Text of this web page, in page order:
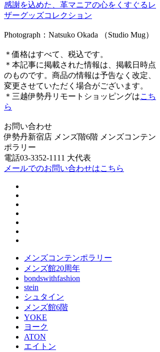
感謝を込めた、革マニアの心をくすぐるレ
ザーグッズコレクション
Photograph：Natsuko Okada （Studio Mug）
＊価格はすべて、税込です。
＊本記事に掲載された情報は、掲載日時点
のものです。商品の情報は予告なく改定、
変更させていただく場合がございます。
＊三越伊勢丹リモートショッピングはこち
ら
お問い合わせ
伊勢丹新宿店 メンズ階6階 メンズコンテン
ポラリー
電話03-3352-1111 大代表
メールでのお問い合わせはこちら
メンズコンテンポラリー
メンズ館20周年
bondswithfashion
stein
シュタイン
メンズ館6階
YOKE
ヨーク
ATON
エイトン